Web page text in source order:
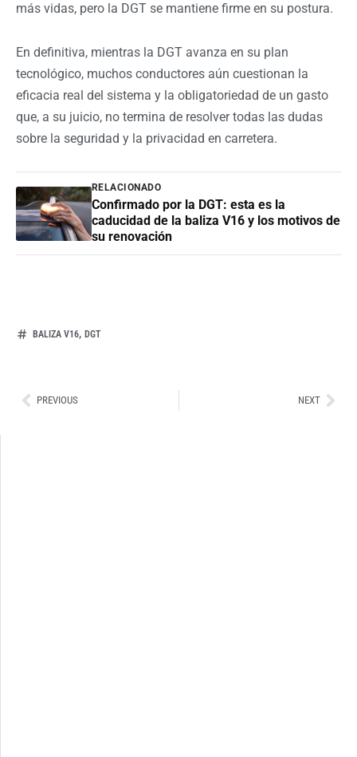
más vidas, pero la DGT se mantiene firme en su postura.
En definitiva, mientras la DGT avanza en su plan
tecnológico, muchos conductores aún cuestionan la
eficacia real del sistema y la obligatoriedad de un gasto
que, a su juicio, no termina de resolver todas las dudas
sobre la seguridad y la privacidad en carretera.
RELACIONADO
Confirmado por la DGT: esta es la
caducidad de la baliza V16 y los motivos de
su renovación
BALIZA V16, DGT
AntPREVIOUS NEXT